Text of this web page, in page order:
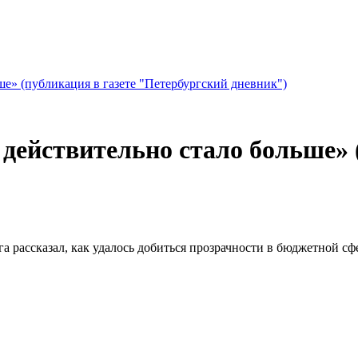
(публикация в газете "Петербургский дневник")
стало больше»
как удалось добиться прозрачности в бюджетной